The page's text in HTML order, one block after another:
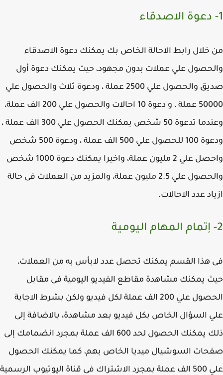
خلال رابط الاحالة الخاص بك يمكنك دعوة الاصدقاء
علي عملات بدون مجهود، حيث يمكنك دعوة أول
صديق والحصول علي 2500 عملة ، ودعوة ثلاث والحصول علي
50000 عملة ، و دعوة 10 احالات والحصول علي 200 الف عملة،
وعندما تدعوة 50 شخص يمكنك الحصول علي 300 الف عملة ،
ودعوة 100 للحصول علي 500 الف عملة ، ودعوة 500 شخص
واحصل علي 2 مليون عملة، واخيرا يمكنك دعوة 1000 شخص
والحصول علي 2.5 مليون عملة، والمزيد من العملات فى حالة
عدد الاحالات.
هذا القسم يمكنك تحصل عدد لابأس به من العملات،
يمكنك مشاهدة مقاطع الفيديو اليومية فى مقابل
الحصول علي 200 الف عملة لكل فيديو ولكن بشرط الاجابة
السؤال الخاص بكل فيديو بعد مشاهدة، بالاضافة إلى
ذلك يمكنك الحصول لحد 600 الف عملة بمجرد انضمامك إلى
السوشيال ميديا الخاص بهم، كما يمكنك الحصول
علي 500 الف عملة بمجرد الاشتراك فى قناة اليوتيوب الرسمية